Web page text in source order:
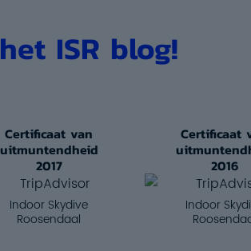
ISR blog!
Certificaat van
uitmuntendheid
2017
Indoor Skydive
Roosendaal
Certificaat
2016
Indoor